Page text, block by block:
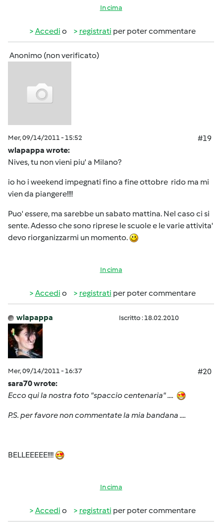
In cima
Accedi o registrati per poter commentare
Anonimo (non verificato)
Mer, 09/14/2011 - 15:52
#19
wlapappa wrote:
Nives, tu non vieni piu' a Milano?
io ho i weekend impegnati fino a fine ottobre rido ma mi
vien da piangere!!!!
Puo' essere, ma sarebbe un sabato mattina. Nel caso ci si
sente. Adesso che sono riprese le scuole e le varie attivita'
devo riorganizzarmi un momento.
In cima
Accedi o registrati per poter commentare
wlapappa Iscritto : 18.02.2010
Mer, 09/14/2011 - 16:37
#20
sara70 wrote:
Ecco qui la nostra foto "spaccio centenaria" ....
P.S. per favore non commentate la mia bandana ....
BELLEEEEE!!!!
In cima
Accedi o registrati per poter commentare